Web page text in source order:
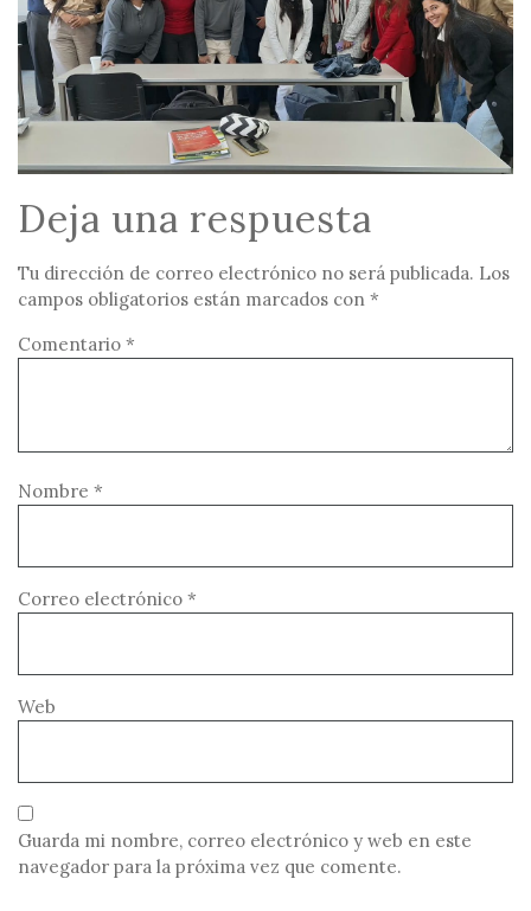
Deja una respuesta
Tu dirección de correo electrónico no será publicada. Los
campos obligatorios están marcados con *
Comentario *
Nombre *
Correo electrónico *
Web
Guarda mi nombre, correo electrónico y web en este
navegador para la próxima vez que comente.